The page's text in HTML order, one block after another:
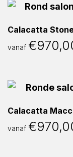
Calacatta
vanaf €
Calacatta
vanaf €